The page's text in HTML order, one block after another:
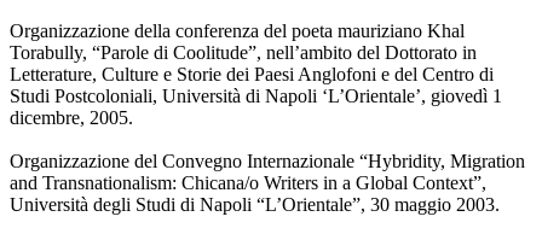
Organizzazione della conferenza del poeta mauriziano Khal
Torabully, “Parole di Coolitude”, nell’ambito del Dottorato in
Letterature, Culture e Storie dei Paesi Anglofoni e del Centro di
Studi Postcoloniali, Università di Napoli ‘L’Orientale’, giovedì 1
dicembre, 2005.
Organizzazione del Convegno Internazionale “Hybridity, Migration
and Transnationalism: Chicana/o Writers in a Global Context”,
Università degli Studi di Napoli “L’Orientale”, 30 maggio 2003.